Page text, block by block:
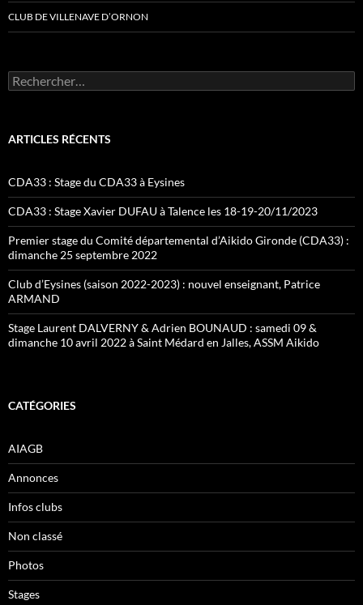
CLUB DE VILLENAVE D’ORNON
Rechercher :
ARTICLES RÉCENTS
CDA33 : Stage du CDA33 à Eysines
CDA33 : Stage Xavier DUFAU à Talence les 18-19-20/11/2023
Premier stage du Comité départemental d’Aikido Gironde (CDA33) :
dimanche 25 septembre 2022
Club d’Eysines (saison 2022-2023) : nouvel enseignant, Patrice
ARMAND
Stage Laurent DALVERNY & Adrien BOUNAUD : samedi 09 &
dimanche 10 avril 2022 à Saint Médard en Jalles, ASSM Aikido
CATÉGORIES
AIAGB
Annonces
Infos clubs
Non classé
Photos
Stages